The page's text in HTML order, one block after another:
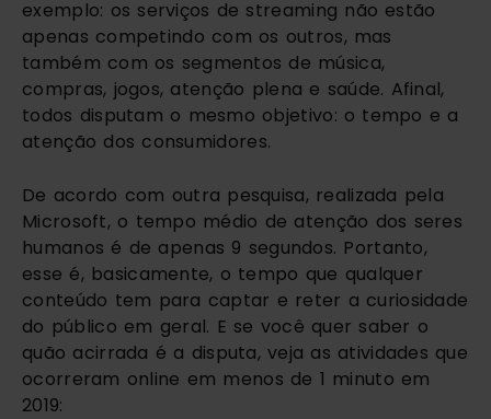
exemplo: os serviços de streaming não estão
apenas competindo com os outros, mas
também com os segmentos de música,
compras, jogos, atenção plena e saúde. Afinal,
todos disputam o mesmo objetivo: o tempo e a
atenção dos consumidores.
De acordo com outra pesquisa, realizada pela
Microsoft, o tempo médio de atenção dos seres
humanos é de apenas 9 segundos. Portanto,
esse é, basicamente, o tempo que qualquer
conteúdo tem para captar e reter a curiosidade
do público em geral. E se você quer saber o
quão acirrada é a disputa, veja as atividades que
ocorreram online em menos de 1 minuto em
2019: